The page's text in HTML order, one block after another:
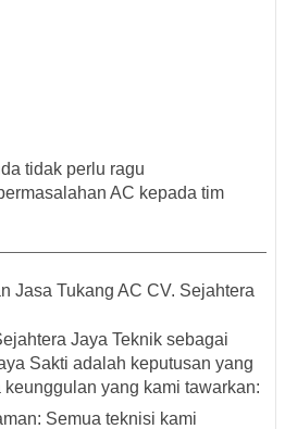
tidak perlu ragu
AC kepada tim
Jasa Tukang AC CV. Sejahtera
Jaya Teknik sebagai
Sakti adalah keputusan yang
yang kami tawarkan:
: Semua teknisi kami